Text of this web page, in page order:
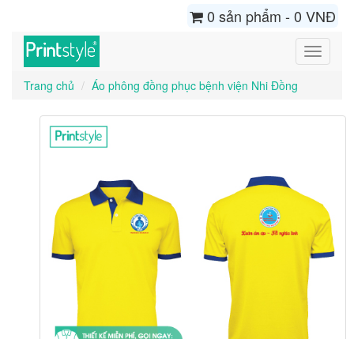
0 sản phẩm - 0 VNĐ
Toggle
Trang chủ
Áo phông đồng phục bệnh viện Nhi Đồng